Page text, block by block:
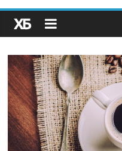
Секрет
пребиотиками
здорового питания